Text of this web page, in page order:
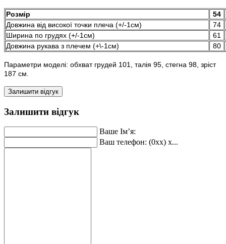
Розмір
54
Довжина від високої точки плеча (+/-1см)
74
Ширина по грудях (+/-1см)
61
Довжина рукава з плечем (+\-1см)
80
Параметри моделі: обхват грудей 101, талія 95, стегна 98, зріст
187 см.
Залишити відгук
Залишити відгук
Ваше Ім’я:
Ваш телефон: (0xx) x...